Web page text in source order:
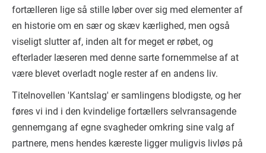
fortælleren lige så stille løber over sig med elementer af
en historie om en sær og skæv kærlighed, men også
viseligt slutter af, inden alt for meget er røbet, og
efterlader læseren med denne sarte fornemmelse af at
være blevet overladt nogle rester af en andens liv.
Titelnovellen 'Kantslag' er samlingens blodigste, og her
føres vi ind i den kvindelige fortællers selvransagende
gennemgang af egne svagheder omkring sine valg af
partnere, mens hendes kæreste ligger muligvis livløs på